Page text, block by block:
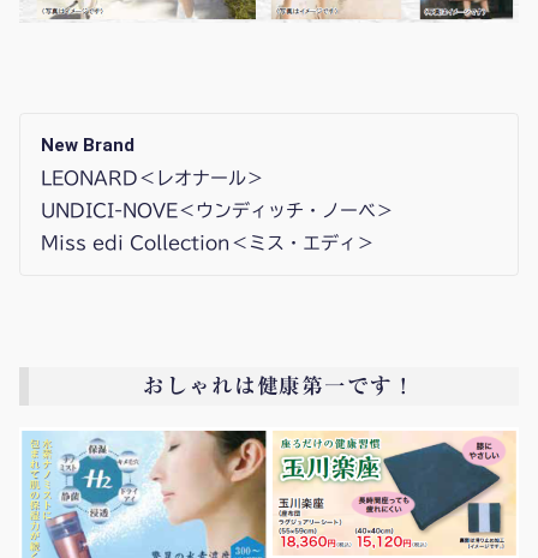
New Brand
LEONARD＜レオナール＞
UNDICI-NOVE＜ウンディッチ・ノーベ＞
Miss edi Collection＜ミス・エディ＞
おしゃれは健康第一です！